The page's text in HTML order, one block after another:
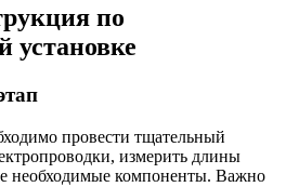
по
установке
провести тщательный
измерить длины
необходимые компоненты. Важно